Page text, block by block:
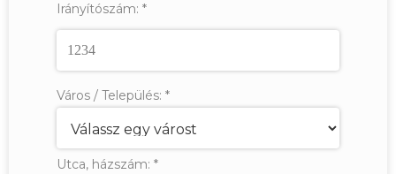
Irányítószám: *
Város / Település: *
Utca, házszám: *